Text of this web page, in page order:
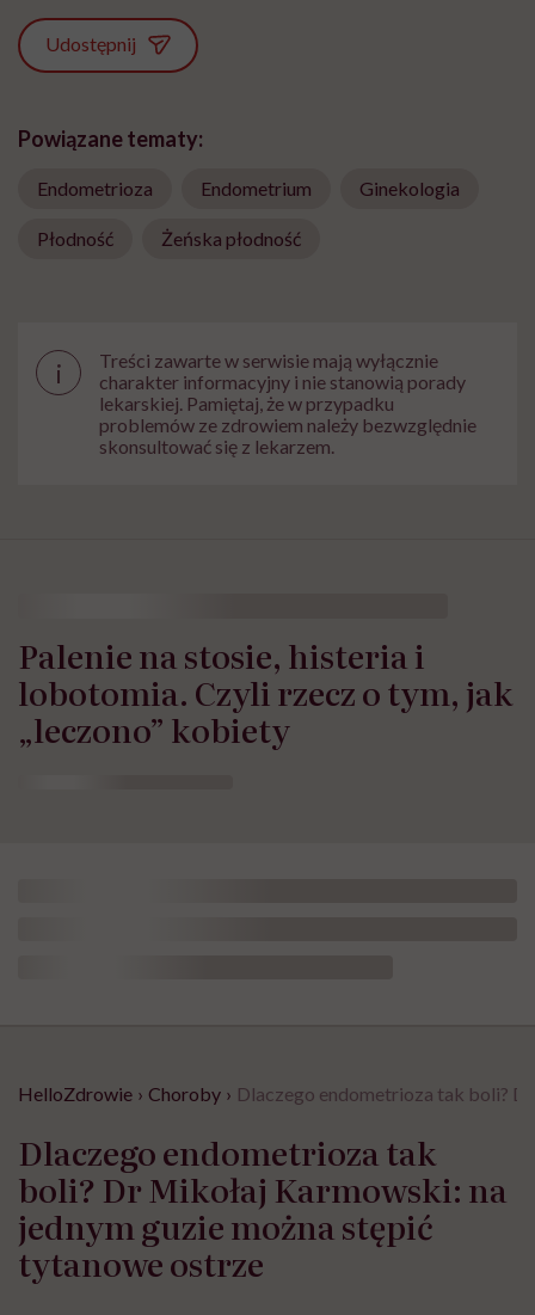
Udostępnij
Powiązane tematy:
Endometrioza Endometrium Ginekologia
Płodność Żeńska płodność
i
Treści zawarte w serwisie mają wyłącznie
charakter informacyjny i nie stanowią porady
lekarskiej. Pamiętaj, że w przypadku
problemów ze zdrowiem należy bezwzględnie
skonsultować się z lekarzem.
Palenie na stosie, histeria i
lobotomia. Czyli rzecz o tym, jak
„leczono” kobiety
HelloZdrowie › Choroby › Dlaczego endometrioza tak boli?
Dlaczego endometrioza tak
boli? Dr Mikołaj Karmowski: na
jednym guzie można stępić
tytanowe ostrze